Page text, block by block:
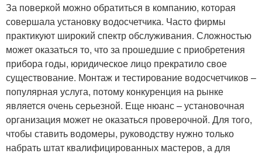
За поверкой можно обратиться в компанию, которая
совершала установку водосчетчика. Часто фирмы
практикуют широкий спектр обслуживания. Сложностью
может оказаться то, что за прошедшие с приобретения
прибора годы, юридическое лицо прекратило свое
существование. Монтаж и тестирование водосчетчиков –
популярная услуга, потому конкуренция на рынке
является очень серьезной. Еще нюанс – установочная
организация может не оказаться проверочной. Для того,
чтобы ставить водомеры, руководству нужно только
набрать штат квалифицированных мастеров, а для